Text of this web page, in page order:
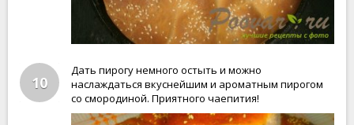
10
Дать пирогу немного остыть и можно
наслаждаться вкуснейшим и ароматным пирогом
со смородиной. Приятного чаепития!